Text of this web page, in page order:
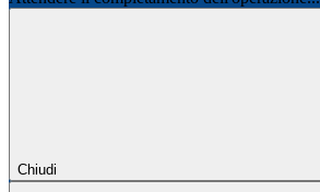
Chiudi